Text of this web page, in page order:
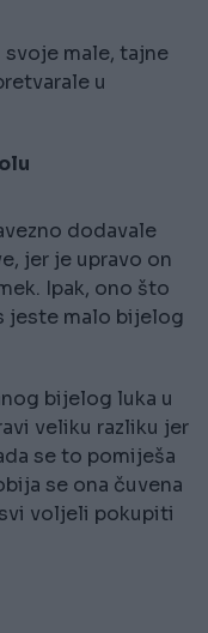
svoje male, tajne
u
dodavale
jer je upravo on
Ipak, ono što
jeste malo bijelog
bijelog luka u
veliku razliku jer
se to pomiješa
se ona čuvena
voljeli pokupiti